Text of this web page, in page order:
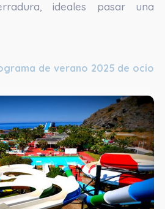
ideales pasar una
de verano 2025 de ocio